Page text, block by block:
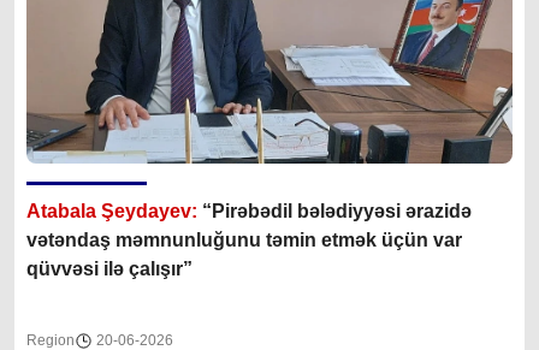
Atabala Şeydayev: “Pirəbədil bələdiyyəsi ərazidə
vətəndaş məmnunluğunu təmin etmək üçün var
qüvvəsi ilə çalışır”
Region 20-06-2026